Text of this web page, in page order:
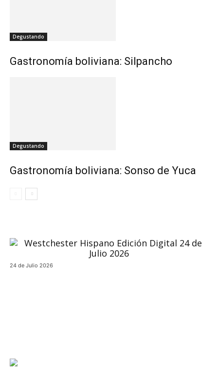
Degustando
Gastronomía boliviana: Silpancho
Degustando
Gastronomía boliviana: Sonso de Yuca
24 de Julio 2026